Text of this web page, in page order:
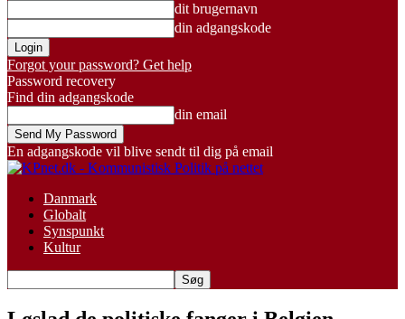
dit brugernavn
din adgangskode
Forgot your password? Get help
Password recovery
Find din adgangskode
din email
En adgangskode vil blive sendt til dig på email
Danmark
Globalt
Synspunkt
Kultur